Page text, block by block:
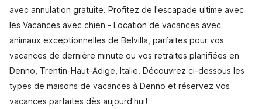
avec annulation gratuite. Profitez de l'escapade ultime avec
les Vacances avec chien - Location de vacances avec
animaux exceptionnelles de Belvilla, parfaites pour vos
vacances de dernière minute ou vos retraites planifiées en
Denno, Trentin-Haut-Adige, Italie. Découvrez ci-dessous les
types de maisons de vacances à Denno et réservez vos
vacances parfaites dès aujourd'hui!